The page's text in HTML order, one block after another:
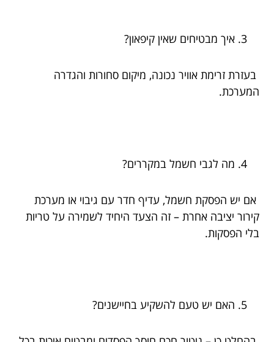
איך מבטיחים שאין קיפאון?
בעזרת זרימת אוויר נכונה, מיקום סחורות והגדרה
המערכת.
מה לגבי חשמל במקררים?
אם יש הפסקת חשמל, עדיף חדר עם גיבוי או מערכת
קירור יציבה אחרת – זה הצעד היחיד לשמירה על טריות
בלי הפסקות.
האם יש טעם להשקיע בחיישנים?